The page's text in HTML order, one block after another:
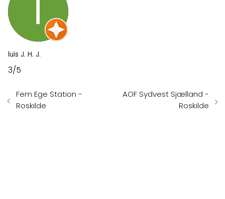
luis J. H. J.
3/5
Fem Ege Station -
Roskilde
AOF Sydvest Sjælland -
Roskilde